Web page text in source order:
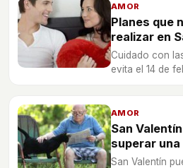
AMOR
Planes que
realizar en
Cuidado con
evita el 14 de
AMOR
San
superar
San Valentín